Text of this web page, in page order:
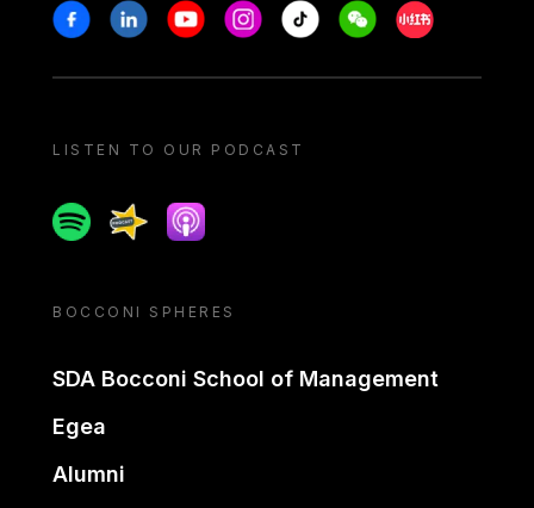
Stay in touch
FacebookLinkedinYoutubeInstagram
Tiktok WeechatXiaohongshu/
LISTEN TO OUR PODCAST
SpotifySpreakerApple podcast
BOCCONI SPHERES
SDA Bocconi School of Management
Egea
Alumni